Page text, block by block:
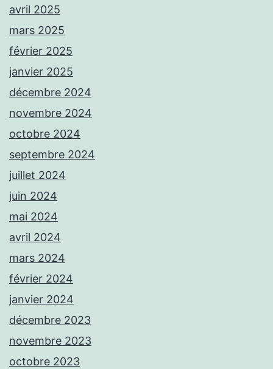
avril 2025
mars 2025
février 2025
janvier 2025
décembre 2024
novembre 2024
octobre 2024
septembre 2024
juillet 2024
juin 2024
mai 2024
avril 2024
mars 2024
février 2024
janvier 2024
décembre 2023
novembre 2023
octobre 2023